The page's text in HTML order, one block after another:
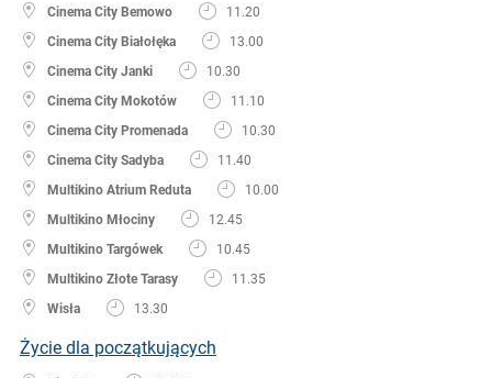
Cinema City Bemowo
11.20
Cinema City Białołęka
13.00
Cinema City Janki
10.30
Cinema City Mokotów
11.10
Cinema City Promenada
10.30
Cinema City Sadyba
11.40
Multikino Atrium Reduta
10.00
Multikino Młociny
12.45
Multikino Targówek
10.45
Multikino Złote Tarasy
11.35
Wisła
13.30
Życie dla początkujących